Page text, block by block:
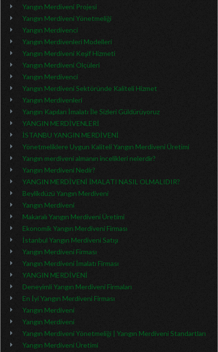
Yangın Merdiveni Projesi
Yangın Merdiveni Yönetmeliği
Yangın Merdivenci
Yangın Merdivenleri Modelleri
Yangın Merdiveni Keşif Hizmeti
Yangın Merdiveni Ölçüleri
Yangın Merdivenci
Yangın Merdiveni Sektöründe Kaliteli Hizmet
Yangın Merdivenleri
Yangın Kapıları İmalatı İle Sizleri Güldürüyoruz
YANGIN MERDİVENLERİ
İSTANBU YANGIN MERDİVENİ
Yönetmeliklere Uygun Kaliteli Yangın Merdiveni Üretimi
Yangın merdiveni almanın incelikleri nelerdir?
Yangın Merdiveni Nedir?
YANGIN MERDİVENİ İMALATI NASIL OLMALIDIR?
Beylikdüzü Yangın Merdiveni
Yangın Merdiveni
Makaralı Yangın Merdiveni Üretimi
Ekonomik Yangın Merdiveni Firması
İstanbul Yangın Merdiveni Satışı
Yangın Merdiveni Firması
Yangın Merdiveni İmalatı Firması
YANGIN MERDİVENİ
Deneyimli Yangın Merdiveni Firmaları
En İyi Yangın Merdiveni Firması
Yangın Merdiveni
Yangın Merdiveni
Yangın Merdiveni Yönetmeliği | Yangın Merdiveni Standartları
Yangın Merdiveni Üretimi